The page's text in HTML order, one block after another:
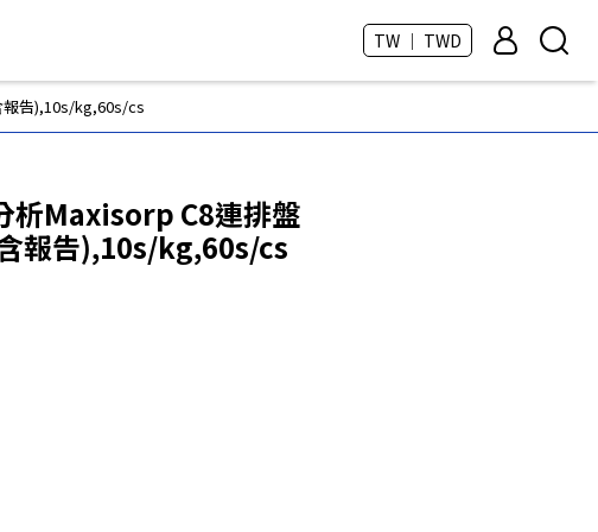
TW ｜ TWD
報告),10s/kg,60s/cs
析Maxisorp C8連排盤
報告),10s/kg,60s/cs